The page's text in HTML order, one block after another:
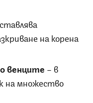
на корена
венците – в
на множество